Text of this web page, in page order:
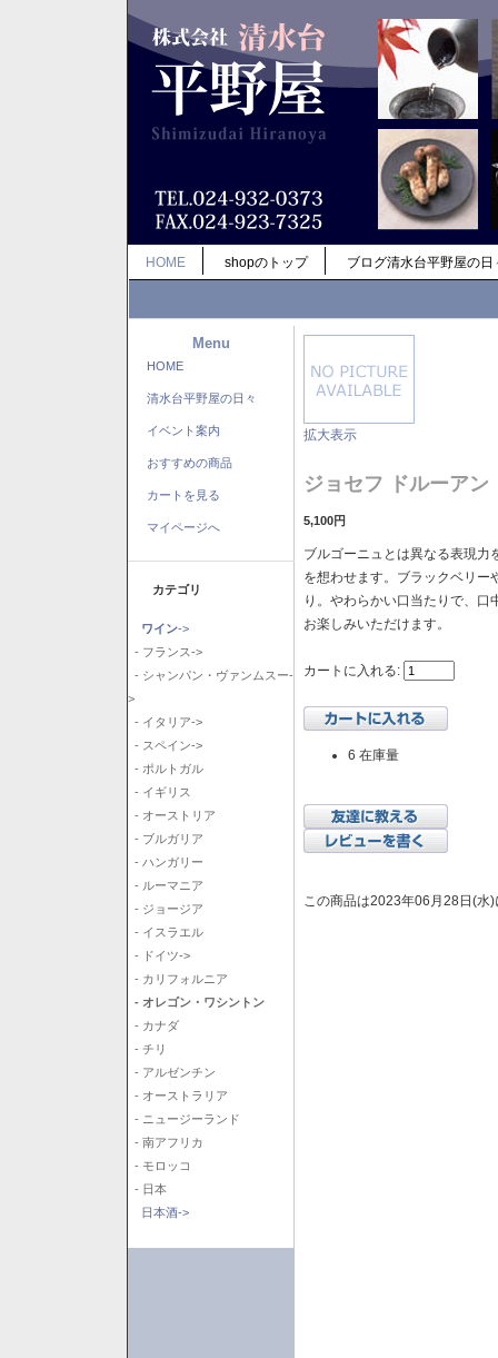
HOME shopのトップ ブログ清水台平野屋の日
Menu
HOME
清水台平野屋の日々
イベント案内
おすすめの商品
カートを見る
マイページへ
カテゴリ
ワイン->
- フランス->
- シャンパン・ヴァンムスー-
>
- イタリア->
- スペイン->
- ポルトガル
- イギリス
- オーストリア
- ブルガリア
- ハンガリー
- ルーマニア
- ジョージア
- イスラエル
- ドイツ->
- カリフォルニア
- オレゴン・ワシントン
- カナダ
- チリ
- アルゼンチン
- オーストラリア
- ニュージーランド
- 南アフリカ
- モロッコ
- 日本
日本酒->
拡大表示
ジョセフ ドルーア
5,100円
ブルゴーニュとは異なる表現力
を想わせます。ブラックベリー
り。やわらかい口当たりで、
お楽しみいただけます。
カートに入れる:
6 在庫量
この商品は2023年06月28日(水